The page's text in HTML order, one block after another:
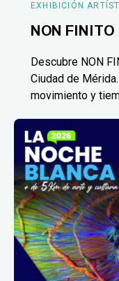
EXHIBICIÓN
NON FINITO
Descubre NON
Ciudad de
movimiento y